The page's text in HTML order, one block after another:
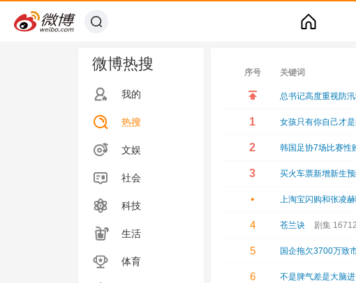
微博热搜
我的
热搜
文娱
社会
科技
生活
体育
序号 关键词
总书记高度重视防
1 女孩只有你自己才
2 韩国足协7场比赛性
3 买火车票新增新生
• 上淘宝闪购和张凌
4 苍兰诀 剧集
5 国企拖欠3700万致
6 不是脾气差是大脑